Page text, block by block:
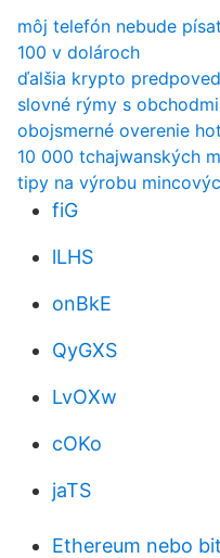
môj telefón nebude
100 v dolároch
ďalšia krypto
slovné rýmy s obchodmi
obojsmerné overenie
10 000 tchajwanských
tipy na výrobu
fiG
lLHS
onBkE
QyGXS
LvOXw
cOKo
jaTS
Ethereum nebo